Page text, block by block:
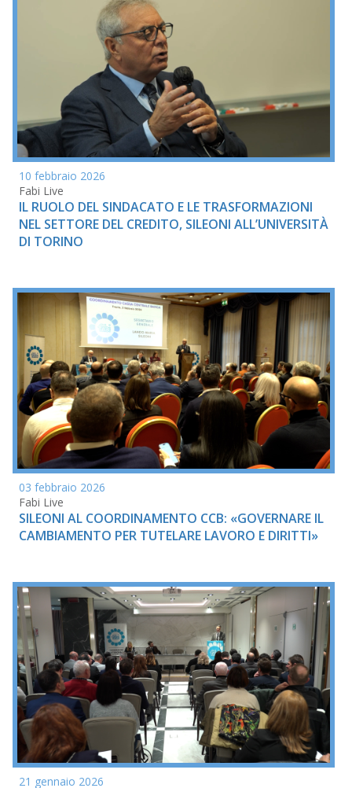
10 febbraio 2026
Fabi Live
IL RUOLO DEL SINDACATO E LE TRASFORMAZIONI
NEL SETTORE DEL CREDITO, SILEONI ALL’UNIVERSITÀ
DI TORINO
03 febbraio 2026
Fabi Live
SILEONI AL COORDINAMENTO CCB: «GOVERNARE IL
CAMBIAMENTO PER TUTELARE LAVORO E DIRITTI»
21 gennaio 2026